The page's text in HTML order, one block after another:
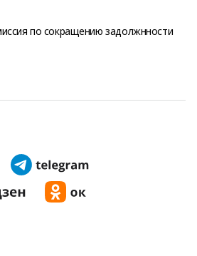
по сокращению задолжнности